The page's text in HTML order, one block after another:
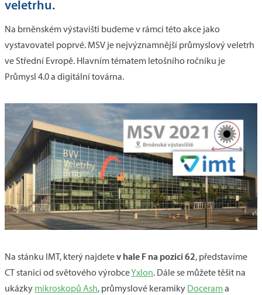
veletrhu.
Na brněnském výstavišti budeme v rámci této akce jako
vystavovatel poprvé. MSV je nejvýznamnější průmyslový veletrh
ve Střední Evropě. Hlavním tématem letošního ročníku je
Průmysl 4.0 a digitální továrna.
Na stánku IMT, který najdetev hale F na pozici 62, představíme
CT stanici od světového výrobceYxlon. Dále se můžete těšit na
ukázky mikroskopů Ash, průmyslové keramiky Docerama